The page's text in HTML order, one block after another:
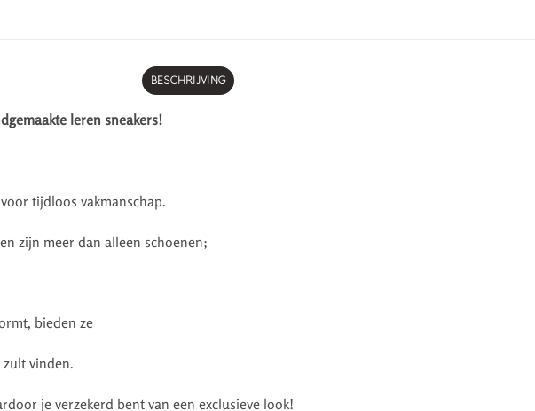
BESCHRIJVING
leren sneakers!
tijdloos vakmanschap.
zijn meer dan alleen schoenen;
bieden ze
vinden.
je verzekerd bent van een exclusieve look!